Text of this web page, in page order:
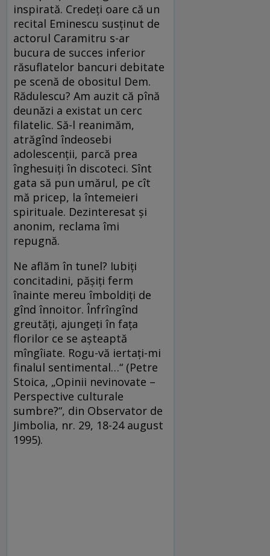
inspirată. Credeți oare că un
recital Eminescu susținut de
actorul Caramitru s-ar
bucura de succes inferior
răsuflatelor bancuri debitate
pe scenă de obositul Dem.
Rădulescu? Am auzit că pînă
deunăzi a existat un cerc
filatelic. Să-l reanimăm,
atrăgînd îndeosebi
adolescenții, parcă prea
înghesuiți în discoteci. Sînt
gata să pun umărul, pe cît
mă pricep, la întemeieri
spirituale. Dezinteresat și
anonim, reclama îmi
repugnă.
Ne aflăm în tunel? Iubiți
concitadini, pășiți ferm
înainte mereu îmboldiți de
gînd înnoitor. Înfrîngînd
greutăți, ajungeți în fața
florilor ce se așteaptă
mîngîiate. Rogu-vă iertați-mi
finalul sentimental…“ (Petre
Stoica, „Opinii nevinovate –
Perspective culturale
sumbre?“, din Observator de
Jimbolia, nr. 29, 18-24 august
1995).